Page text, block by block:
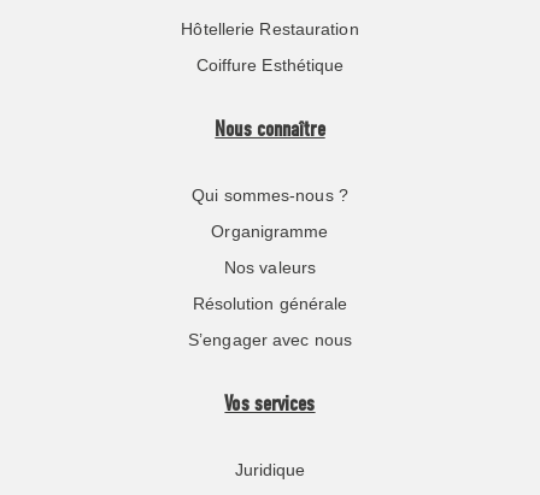
Hôtellerie Restauration
Coiffure Esthétique
Nous connaître
Qui sommes-nous ?
Organigramme
Nos valeurs
Résolution générale
S’engager avec nous
Vos services
Juridique